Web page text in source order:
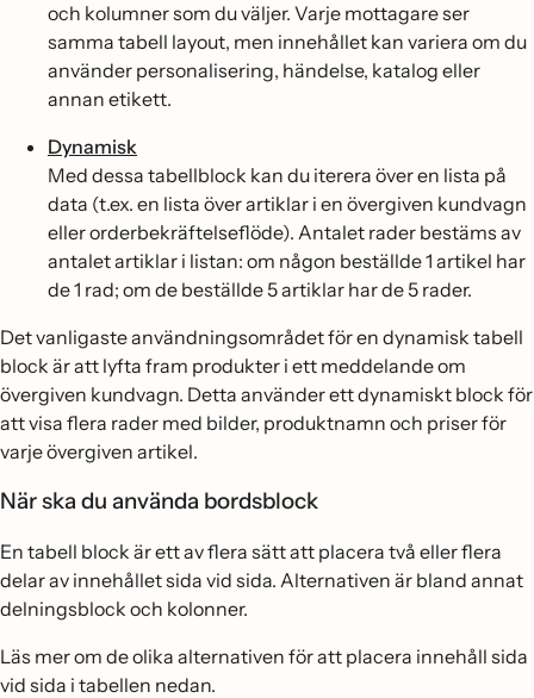
och kolumner som du väljer. Varje mottagare ser
samma tabell layout, men innehållet kan variera om du
använder personalisering, händelse, katalog eller
annan etikett.
Dynamisk
Med dessa tabellblock kan du iterera över en lista på
data (t.ex. en lista över artiklar i en övergiven kundvagn
eller orderbekräftelseflöde). Antalet rader bestäms av
antalet artiklar i listan: om någon beställde 1 artikel har
de 1 rad; om de beställde 5 artiklar har de 5 rader.
Det vanligaste användningsområdet för en dynamisk tabell
block är att lyfta fram produkter i ett meddelande om
övergiven kundvagn. Detta använder ett dynamiskt block för
att visa flera rader med bilder, produktnamn och priser för
varje övergiven artikel.
När ska du använda bordsblock
En tabell block är ett av flera sätt att placera två eller flera
delar av innehållet sida vid sida. Alternativen är bland annat
delningsblock och kolonner.
Läs mer om de olika alternativen för att placera innehåll sida
vid sida i tabellen nedan.